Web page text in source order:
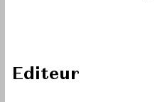
Editeur